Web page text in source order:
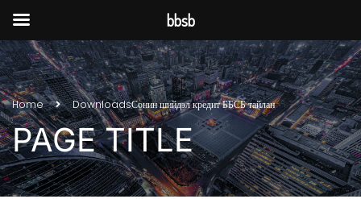
Home DownloadsСонин шийдэл кредит ББСБ тайлан
PAGE TITLE
bbsb